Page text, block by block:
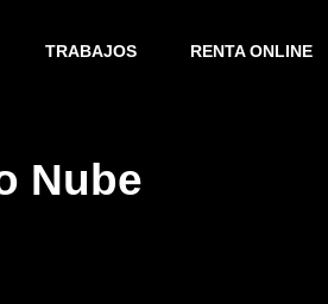
TRABAJOS RENTA ONLINE
Nube